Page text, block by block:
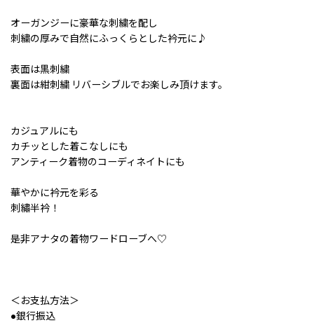
オーガンジーに豪華な刺繍を配し
刺繍の厚みで自然にふっくらとした衿元に♪
表面は黒刺繍
裏面は紺刺繍 リバーシブルでお楽しみ頂けます。
カジュアルにも
カチッとした着こなしにも
アンティーク着物のコーディネイトにも
華やかに衿元を彩る
刺繡半衿！
是非アナタの着物ワードローブへ♡
＜お支払方法＞
●銀行振込